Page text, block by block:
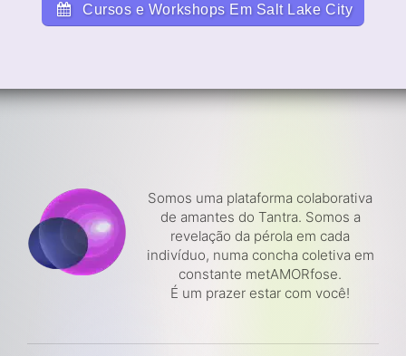
Cursos e Workshops Em Salt Lake City
Somos uma plataforma colaborativa
de amantes do Tantra. Somos a
revelação da pérola em cada
indivíduo, numa concha coletiva em
constante metAMORfose.
É um prazer estar com você!